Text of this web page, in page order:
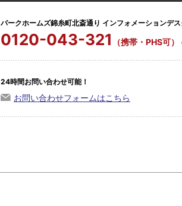
パークホームズ錦糸町北斎通り インフォメーションデス
0120-043-321 （携帯・PHS可）
24時間お問い合わせ可能！
お問い合わせフォームはこちら